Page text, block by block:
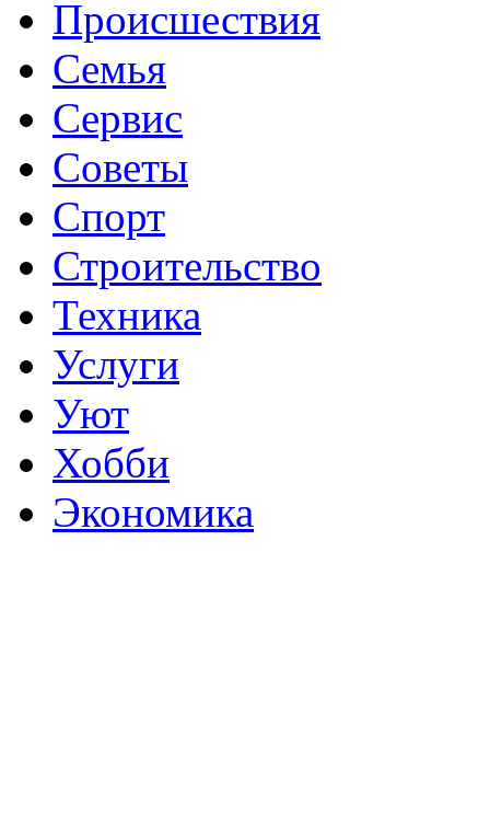
Происшествия
Семья
Сервис
Советы
Спорт
Строительство
Техника
Услуги
Уют
Хобби
Экономика